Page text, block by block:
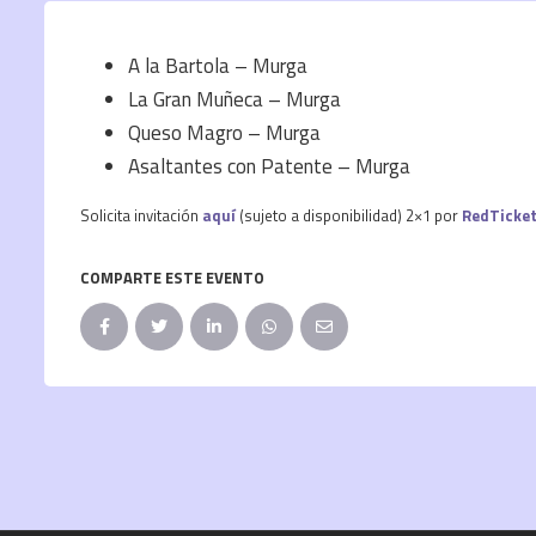
A la Bartola – Murga
La Gran Muñeca – Murga
Queso Magro – Murga
Asaltantes con Patente – Murga
Solicita invitación aquí (sujeto a disponibilidad) 2×1 por
COMPARTE ESTE EVENTO